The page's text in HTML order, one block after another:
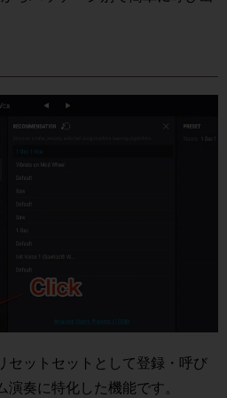
セットセットとして登録・呼び
奏に特化した機能です。